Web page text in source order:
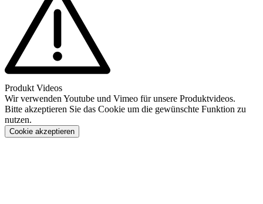
Produkt Videos
Wir verwenden Youtube und Vimeo für unsere Produktvideos.
Bitte akzeptieren Sie das Cookie um die gewünschte Funktion zu
nutzen.
Cookie akzeptieren